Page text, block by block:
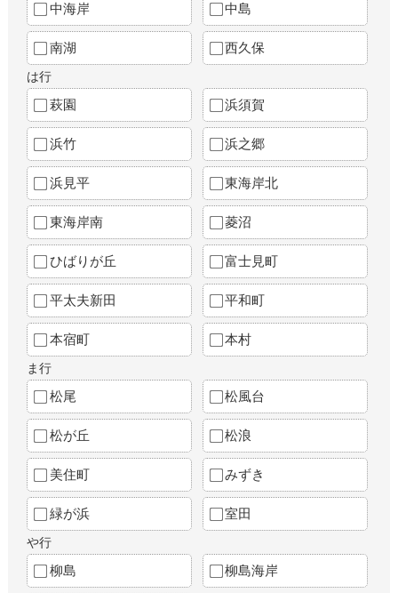
中海岸 中島
南湖 西久保
は行
萩園 浜須賀
浜竹 浜之郷
浜見平 東海岸北
東海岸南 菱沼
ひばりが丘 富士見町
平太夫新田 平和町
本宿町 本村
ま行
松尾 松風台
松が丘 松浪
美住町 みずき
緑が浜 室田
や行
柳島 柳島海岸